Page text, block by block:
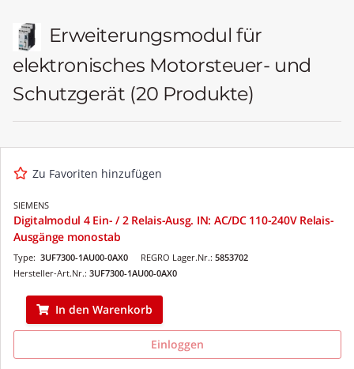
Erweiterungsmodul für
elektronisches Motorsteuer- und
Schutzgerät (20 Produkte)
Zu Favoriten hinzufügen
SIEMENS
Digitalmodul 4 Ein- / 2 Relais-Ausg. IN: AC/DC 110-240V Relais-
Ausgänge monostab
REGRO Lager.Nr.: 5853702
Type: 3UF7300-1AU00-0AX0
Hersteller-Art.Nr.: 3UF7300-1AU00-0AX0
In den Warenkorb
Einloggen